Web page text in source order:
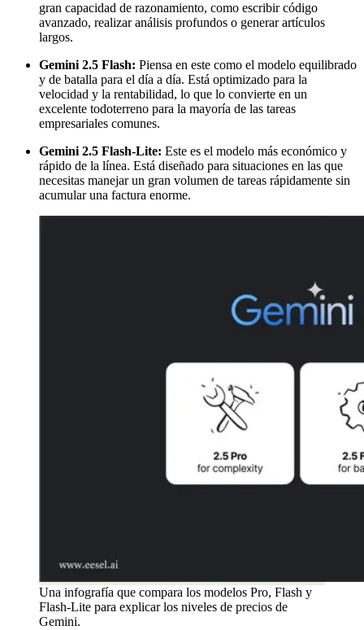
gran capacidad de razonamiento, como escribir código
avanzado, realizar análisis profundos o generar artículos
largos.
Gemini 2.5 Flash: Piensa en este como el modelo equilibrado
y de batalla para el día a día. Está optimizado para la
velocidad y la rentabilidad, lo que lo convierte en un
excelente todoterreno para la mayoría de las tareas
empresariales comunes.
Gemini 2.5 Flash-Lite: Este es el modelo más económico y
rápido de la línea. Está diseñado para situaciones en las que
necesitas manejar un gran volumen de tareas rápidamente sin
acumular una factura enorme.
Una infografía que compara los modelos Pro, Flash y
Flash-Lite para explicar los niveles de precios de
Gemini.